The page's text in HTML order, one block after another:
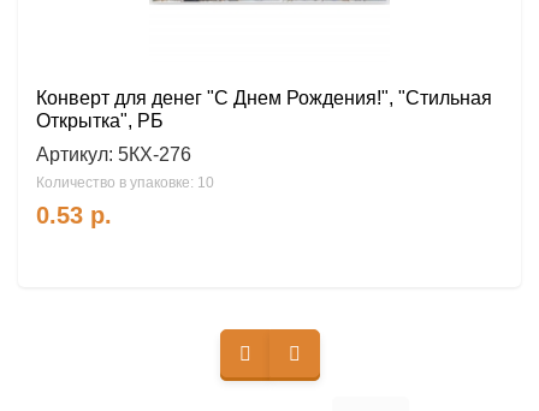
Конверт для денег "С Днем Рождения!", "Стильная
Открытка", РБ
Артикул: 5КХ-276
Количество в упаковке: 10
0.53 р.